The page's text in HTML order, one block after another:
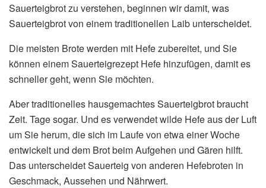
Sauerteigbrot zu verstehen, beginnen wir damit, was
Sauerteigbrot von einem traditionellen Laib unterscheidet.
Die meisten Brote werden mit Hefe zubereitet, und Sie
können einem Sauerteigrezept Hefe hinzufügen, damit es
schneller geht, wenn Sie möchten.
Aber traditionelles hausgemachtes Sauerteigbrot braucht
Zeit. Tage sogar. Und es verwendet wilde Hefe aus der Luft
um Sie herum, die sich im Laufe von etwa einer Woche
entwickelt und dem Brot beim Aufgehen und Gären hilft.
Das unterscheidet Sauerteig von anderen Hefebroten in
Geschmack, Aussehen und Nährwert.